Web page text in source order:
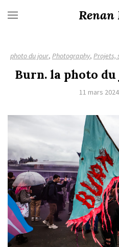
Renan
photo du jour, Photography, Projets,
Burn. la photo
11 mars 2024